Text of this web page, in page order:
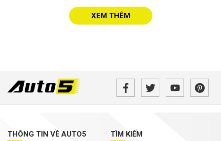
XEM THÊM
THÔNG TIN VỀ AUTO5 TÌM KIẾM